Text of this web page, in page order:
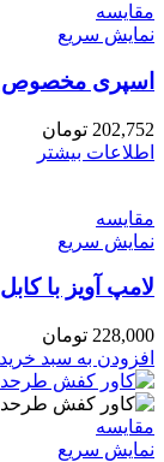
مقايسه
نمایش سریع
اسپری مخصوص
202,752 تومان
اطلاعات بیشتر
مقايسه
نمایش سریع
لامپ آویز با کابل USB
228,000 تومان
افزودن به سبد خرید
مقايسه
نمایش سریع